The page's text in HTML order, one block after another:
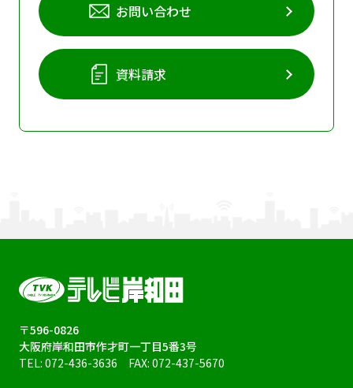
お問い合わせ
資料請求
〒596-0826
大阪府岸和田市作才町一丁目5番3号
TEL: 072-436-3636 FAX: 072-437-5670